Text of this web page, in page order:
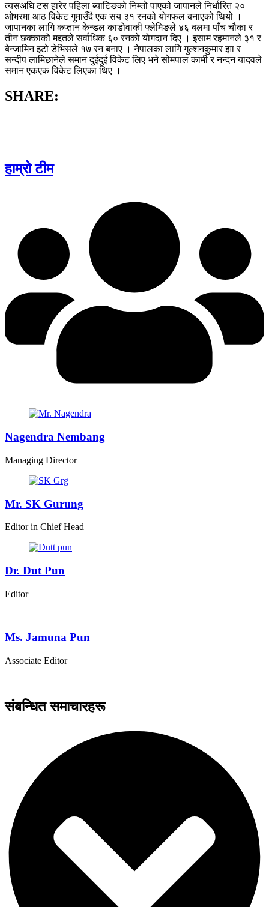
त्यसअघि टस हारेर पहिला ब्याटिङको निम्तो पाएको जापानले निर्धारित २०
ओभरमा आठ विकेट गुमाउँदै एक सय ३१ रनको योगफल बनाएको थियो ।
जापानका लागि कप्तान केन्डल काडोवाकी फ्लेमिङले ४६ बलमा पाँच चौका र
तीन छक्काको मद्दतले सर्वाधिक ६० रनको योगदान दिए । इसाम रहमानले ३१ र
बेन्जामिन इटो डेभिसले १७ रन बनाए । नेपालका लागि गुल्शनकुमार झा र
सन्दीप लामिछानेले समान दुईदुई विकेट लिए भने सोमपाल कामी र नन्दन यादवले
समान एकएक विकेट लिएका थिए ।
SHARE:
हाम्रो टीम
Nagendra Nembang
Managing Director
Mr. SK Gurung
Editor in Chief Head
Dr. Dut Pun
Editor
Ms. Jamuna Pun
Associate Editor
संबन्धित समाचारहरू